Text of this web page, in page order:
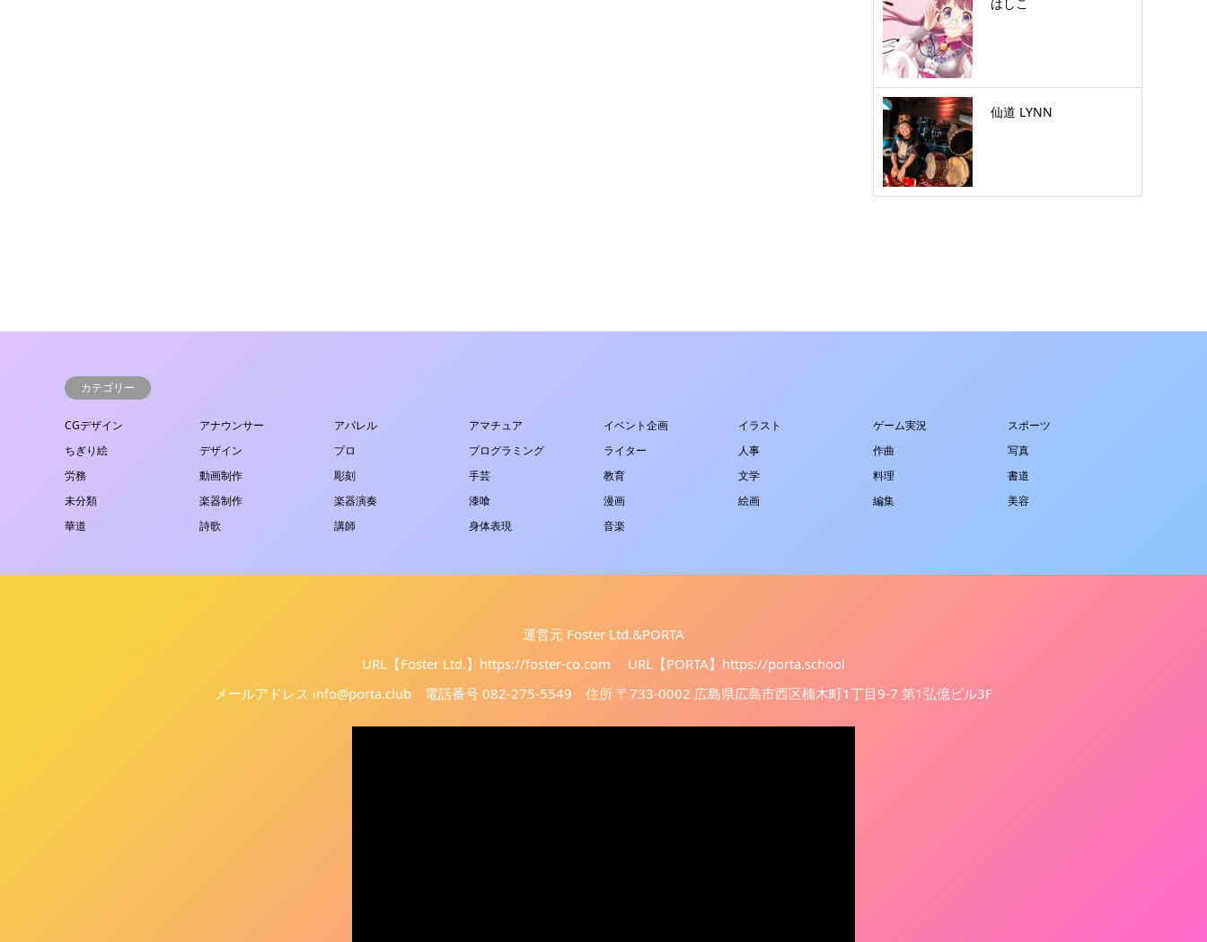
仙道 LYNN
カテゴリー
CGデザイン アナウンサー アパレル アマチュア イベント企画 イラスト ゲーム実況
スポーツ
ちぎり絵
デザイン プロ プログラミング ライター 人事 作曲
写真
労務
動画制作 彫刻 手芸 教育 文学 料理
書道
未分類
楽器制作 楽器演奏 漆喰 漫画 絵画 編集
美容
華道
詩歌 講師 身体表現 音楽
運営元 Foster Ltd.&PORTA
URL【Foster Ltd.】 https://foster-co.com URL【PORTA】 https://porta.school
メールアドレス info@porta.club 電話番号 082-275-5549 住所 〒733-0002 広島県広島市西区楠木町1丁目9-7 第1弘億ビル3F